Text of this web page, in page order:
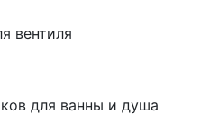
вентиля
для ванны и душа